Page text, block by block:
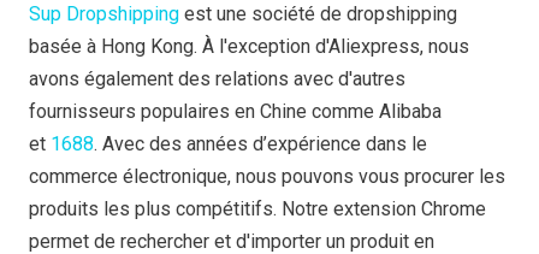
Sup Dropshipping est une société de dropshipping
basée à Hong Kong. À l'exception d'Aliexpress, nous
avons également des relations avec d'autres
fournisseurs populaires en Chine comme Alibaba
et 1688. Avec des années d’expérience dans le
commerce électronique, nous pouvons vous procurer les
produits les plus compétitifs. Notre extension Chrome
permet de rechercher et d'importer un produit en